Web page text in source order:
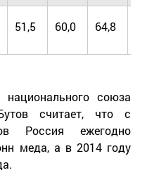
51,5 60,0 64,8
национального союза
считает, что с
Россия ежегодно
меда, а в 2014 году